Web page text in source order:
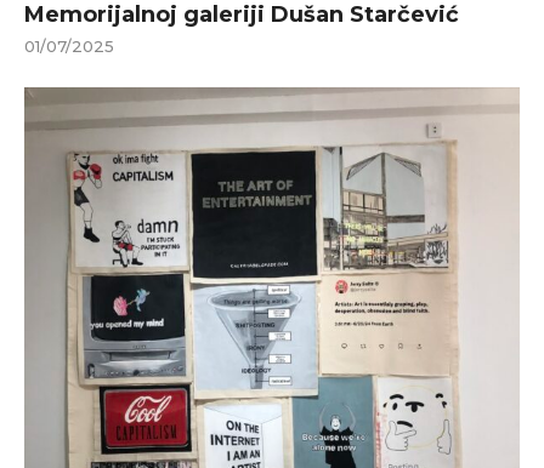
Memorijalnoj galeriji Dušan Starčević
01/07/2025